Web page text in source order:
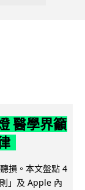
醫學界籲
損。本文盤點 4
」及 Apple 內